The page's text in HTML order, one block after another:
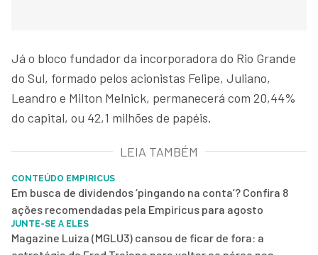
Já o bloco fundador da incorporadora do Rio Grande
do Sul, formado pelos acionistas Felipe, Juliano,
Leandro e Milton Melnick, permanecerá com 20,44%
do capital, ou 42,1 milhões de papéis.
LEIA TAMBÉM
CONTEÚDO EMPIRICUS
Em busca de dividendos ‘pingando na conta’? Confira 8
ações recomendadas pela Empiricus para agosto
JUNTE-SE A ELES
Magazine Luiza (MGLU3) cansou de ficar de fora: a